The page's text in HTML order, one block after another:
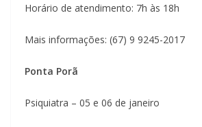
Horário de atendimento: 7h às 18h
Mais informações: (67) 9 9245-2017
Ponta Porã
Psiquiatra – 05 e 06 de janeiro